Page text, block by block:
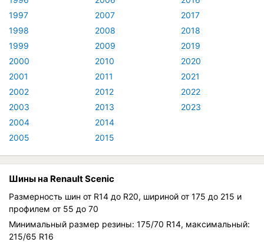
1997
1998
1999
2000
2001
2002
2003
2004
2005
2007
2008
2009
2010
2011
2012
2013
2014
2015
2017
2018
2019
2020
2021
2022
2023
Шины на Renault Scenic
Размерность шин от R14 до R20, шириной от 175 до 215 и
профилем от 55 до 70
Минимальный размер резины: 175/70 R14, максимальный:
215/65 R16